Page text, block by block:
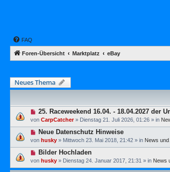
FAQ
Foren-Übersicht Marktplatz eBay
Neues Thema
25. Raceweekend 16.04. - 18.04.2027 der
von CarpCatcher» Dienstag 21. Juli 2026, 01:26 » in
Neue Datenschutz Hinweise
von husky » Mittwoch 23. Mai 2018, 21:42 » in News
Bilder Hochladen
von husky » Dienstag 24. Januar 2017, 21:31 » in News